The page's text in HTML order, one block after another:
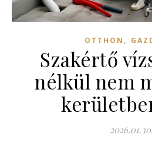
OTTHON ,
Szakértő
nélkül nem
2026.01.30.